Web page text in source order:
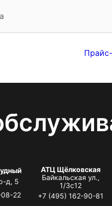
д, 5
22
АТЦ Щёлковская
Байкальская ул.,
1/3с12
+7 (495) 162-90-81